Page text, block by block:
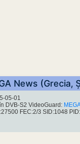
News (Grecia,
05-01
DVB-S2 VideoGuard:
FEC:2/3 SID:1048